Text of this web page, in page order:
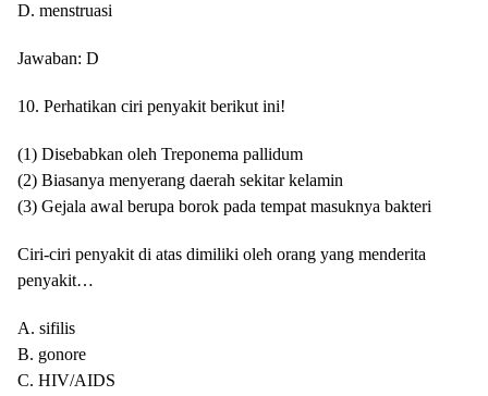
D. menstruasi
Jawaban: D
10. Perhatikan ciri penyakit berikut ini!
(1) Disebabkan oleh Treponema pallidum
(2) Biasanya menyerang daerah sekitar kelamin
(3) Gejala awal berupa borok pada tempat masuknya bakteri
Ciri-ciri penyakit di atas dimiliki oleh orang yang menderita
penyakit…
A. sifilis
B. gonore
C. HIV/AIDS